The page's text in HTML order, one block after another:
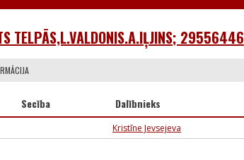
TELPĀS,L.VALDONIS.A.IĻJINS; 29556446
Secība Dalībnieks
Kristīne Jevsejeva